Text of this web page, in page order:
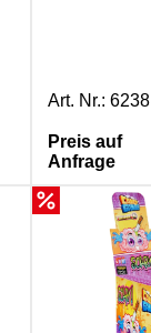
Art. Nr.: 6238
Preis auf
Anfrage